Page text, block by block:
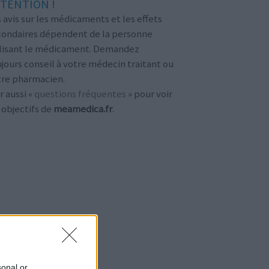
!
avis sur les médicaments et les effets
dépendent de la personne
le médicament. Demandez
conseil à votre médecin traitant ou
pharmacien.
aussi « questions fréquentes » pour voir
objectifs de meamedica.fr.